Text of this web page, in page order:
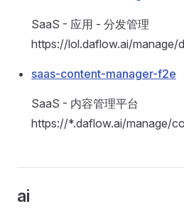
SaaS - 应用 - 分发管理
https://lol.daflow.ai/manage/
saas-content-manager-f2e
SaaS - 内容管理平台
https://*.daflow.ai/manage/
ai